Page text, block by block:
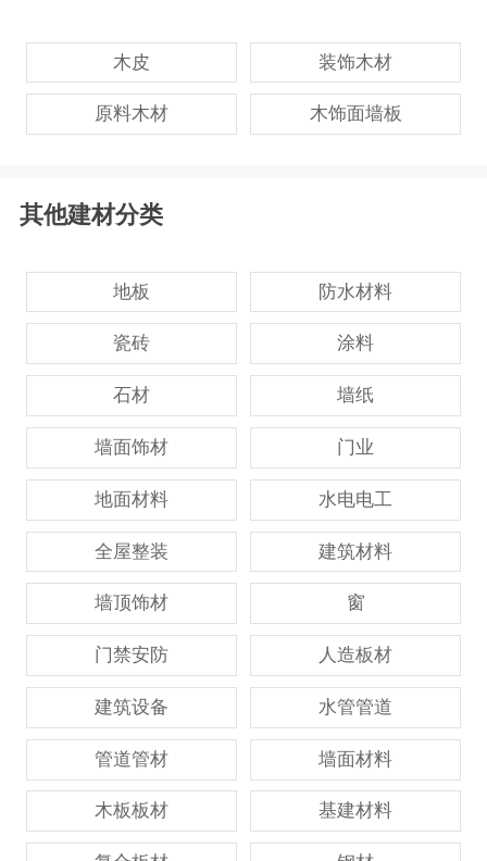
木皮 装饰木材
原料木材 木饰面墙板
其他建材分类
地板 防水材料
瓷砖 涂料
石材 墙纸
墙面饰材 门业
地面材料 水电电工
全屋整装 建筑材料
墙顶饰材 窗
门禁安防 人造板材
建筑设备 水管管道
管道管材 墙面材料
木板板材 基建材料